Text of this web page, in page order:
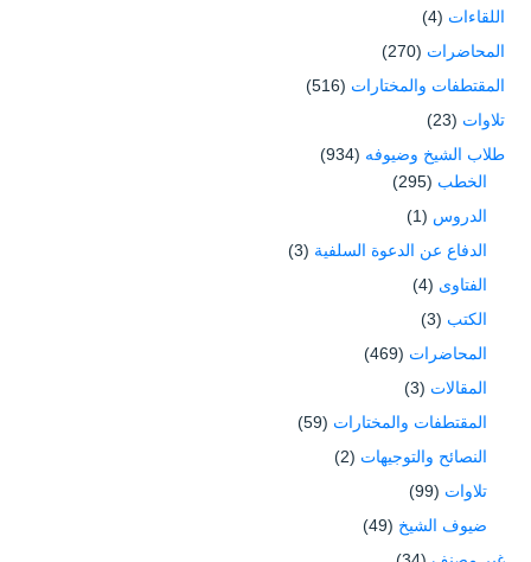
اللقاءات (4)
المحاضرات (270)
المقتطفات والمختارات (516)
تلاوات (23)
طلاب الشيخ وضيوفه (934)
الخطب (295)
الدروس (1)
الدفاع عن الدعوة السلفية (3)
الفتاوى (4)
الكتب (3)
المحاضرات (469)
المقالات (3)
المقتطفات والمختارات (59)
النصائح والتوجيهات (2)
تلاوات (99)
ضيوف الشيخ (49)